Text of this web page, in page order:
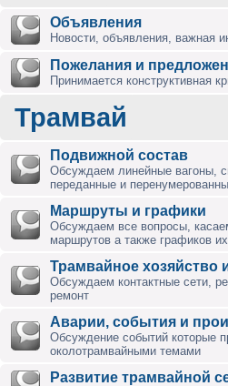
Объявления
Новости, объявления, важная
Пожелания и
Принимается конструктивная
Трамвай
Подвижной состав
Обсуждаем линейные вагоны,
переданные и
Маршруты и графики
Обсуждаем все вопросы,
маршрутов а также графиков
Трамвайное хозяйство
Обсуждаем контактные сети,
ремонт
Аварии, события и
Обсуждение событий которые
околотрамвайными темами
Развитие трамвайной